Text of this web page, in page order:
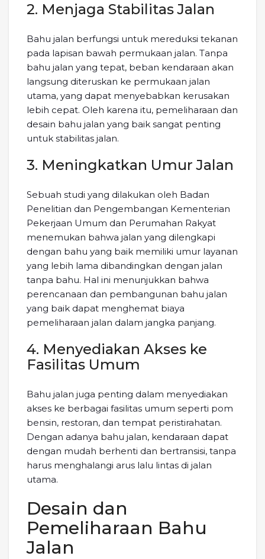
2. Menjaga Stabilitas Jalan
Bahu jalan berfungsi untuk mereduksi tekanan
pada lapisan bawah permukaan jalan. Tanpa
bahu jalan yang tepat, beban kendaraan akan
langsung diteruskan ke permukaan jalan
utama, yang dapat menyebabkan kerusakan
lebih cepat. Oleh karena itu, pemeliharaan dan
desain bahu jalan yang baik sangat penting
untuk stabilitas jalan.
3. Meningkatkan Umur Jalan
Sebuah studi yang dilakukan oleh Badan
Penelitian dan Pengembangan Kementerian
Pekerjaan Umum dan Perumahan Rakyat
menemukan bahwa jalan yang dilengkapi
dengan bahu yang baik memiliki umur layanan
yang lebih lama dibandingkan dengan jalan
tanpa bahu. Hal ini menunjukkan bahwa
perencanaan dan pembangunan bahu jalan
yang baik dapat menghemat biaya
pemeliharaan jalan dalam jangka panjang.
4. Menyediakan Akses ke
Fasilitas Umum
Bahu jalan juga penting dalam menyediakan
akses ke berbagai fasilitas umum seperti pom
bensin, restoran, dan tempat peristirahatan.
Dengan adanya bahu jalan, kendaraan dapat
dengan mudah berhenti dan bertransisi, tanpa
harus menghalangi arus lalu lintas di jalan
utama.
Desain dan
Pemeliharaan Bahu
Jalan